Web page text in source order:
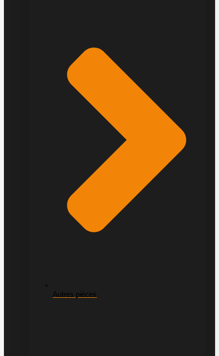
Autres pièces